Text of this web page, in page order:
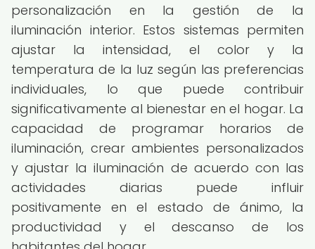
personalización en la gestión de la
iluminación interior. Estos sistemas permiten
ajustar la intensidad, el color y la
temperatura de la luz según las preferencias
individuales, lo que puede contribuir
significativamente al bienestar en el hogar. La
capacidad de programar horarios de
iluminación, crear ambientes personalizados
y ajustar la iluminación de acuerdo con las
actividades diarias puede influir
positivamente en el estado de ánimo, la
productividad y el descanso de los